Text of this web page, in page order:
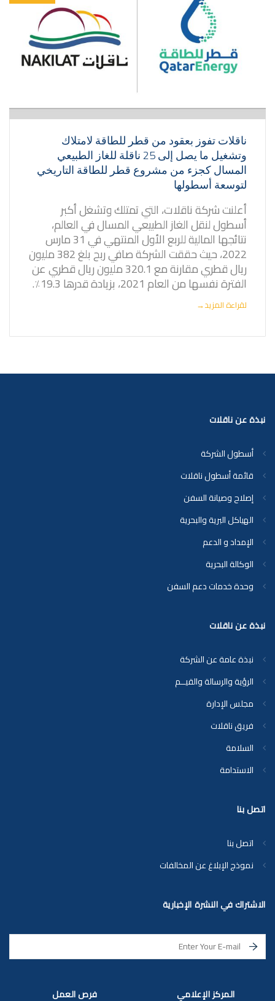
ناقلات تفوز بعقود من قطر للطاقة لامتلاك
وتشغيل ما يصل إلى 25 ناقلة للغاز الطبيعي
المسال كجزء من مشروع قطر للطاقة التاريخي
لتوسعة أسطولها
أعلنت شركة ناقلات، التي تمتلك وتشغل أكبر
أسطول لنقل الغاز الطبيعي المسال في العالم،
نتائجها المالية للربع الأول المنتهي في 31 مارس
2022، حيث حققت الشركة صافي ربح بلغ 382 مليون
ريال قطري مقارنة مع 320.1 مليون ريال قطري عن
الفترة نفسها من العام 2021، بزيادة قدرها 19.3٪.
لقراءة المزيد→
اتصل بنا
اتصل بنا
نموذج الإبلاغ عن المخالفات
الاشتراك في النشرة الإخبارية
فرص العمل المركز الإعلامي
نبذة عن ناقلات
أسطول الشركة
قائمة أسطول ناقلات
إصلاح وصيانة السفن
الهياكل البرية والبحرية
الإمداد و الدعم
الوكالة البحرية
وحدة خدمات دعم السفن
نبذة عن ناقلات
نبذة عامة عن الشركة
الرؤية والرسالة والقيــم
مجلس الإدارة
فريق ناقلات
السلامة
الاستدامة